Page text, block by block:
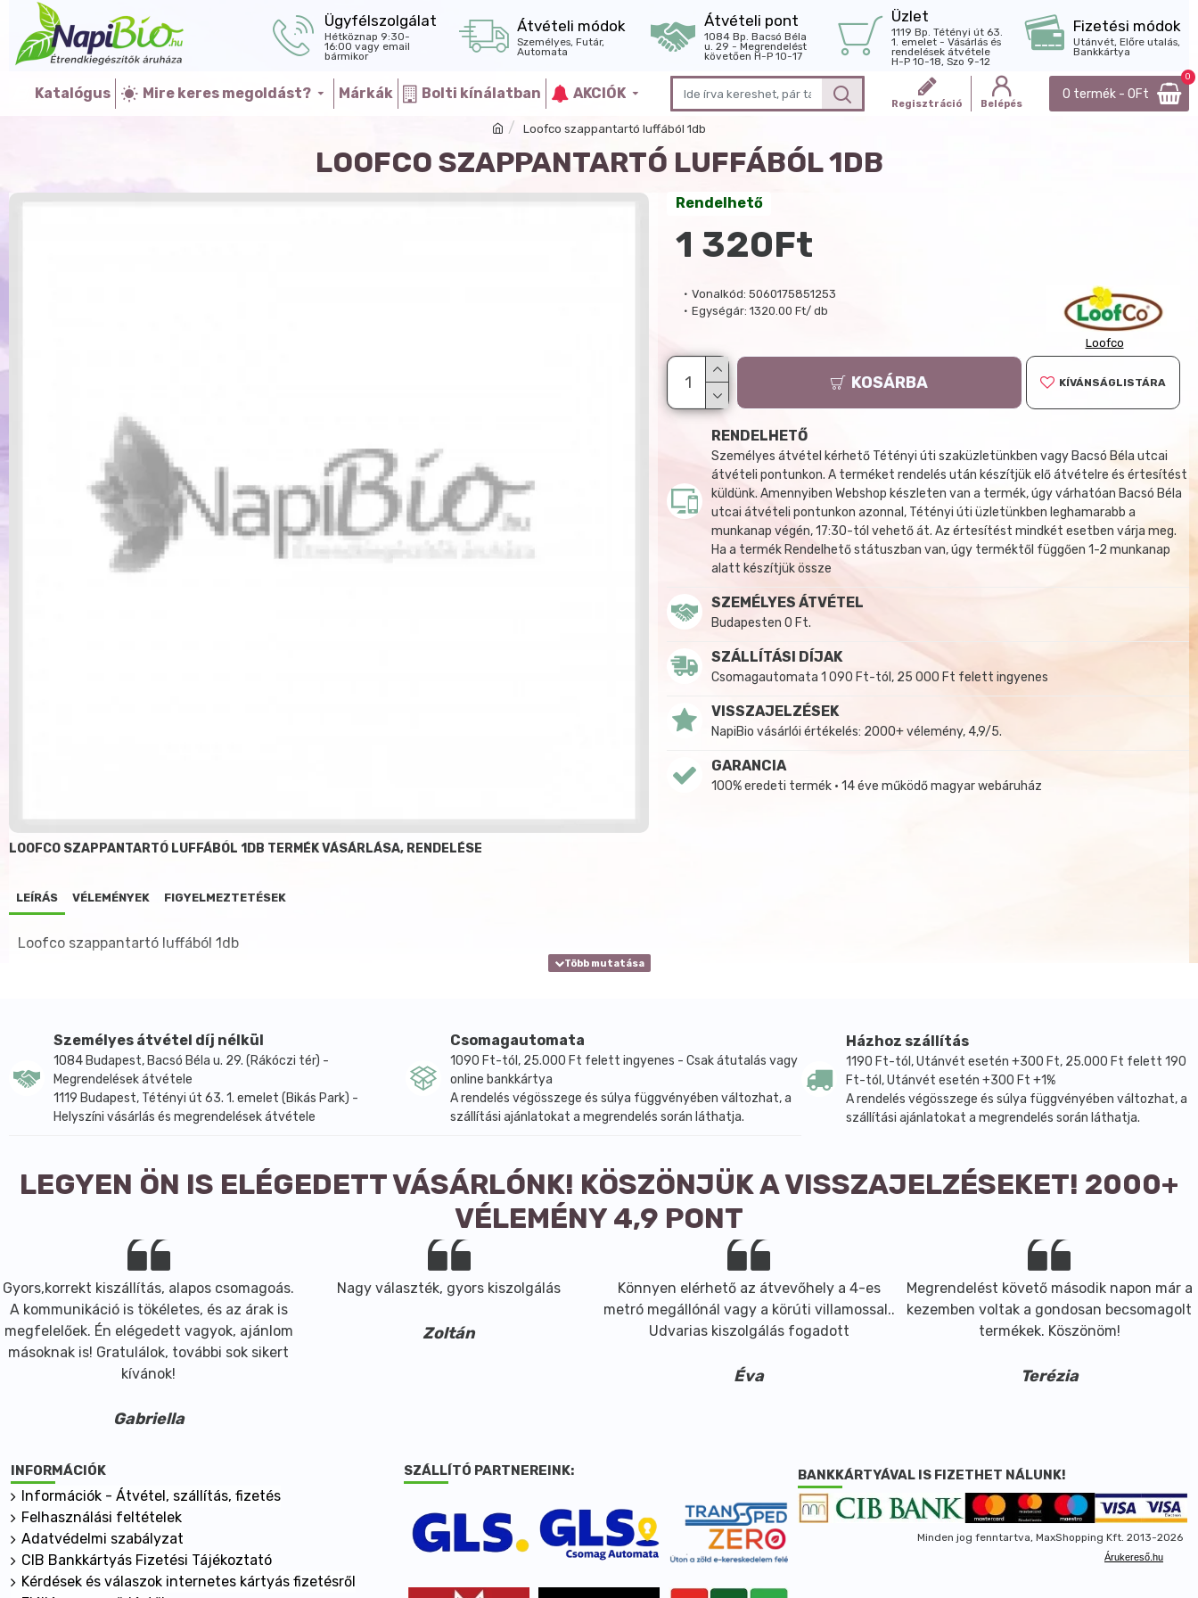
Ügyfélszolgálat
Hétköznap 9:30-
16:00 vagy email
bármikor
Átvételi módok
Személyes, Futár,
Automata
Átvételi pont
1084 Bp. Bacsó Béla
u. 29 - Megrendelést
követően H-P 10-17
Üzlet
1119 Bp. Tétényi út 63.
1. emelet - Vásárlás és
rendelések átvétele
H-P 10-18, Szo 9-12
Fizetési módok
Utánvét, Előre utalás,
Bankkártya
Katalógus Mire keres megoldást? Márkák Bolti kínálatban AKCIÓK
Regisztráció Belépés
0 termék - 0Ft
0
Loofco szappantartó luffából 1db
LOOFCO SZAPPANTARTÓ LUFFÁBÓL 1DB
Vonalkód: 5060175851253
Egységár: 1320.00 Ft/ db
Loofco
Rendelhető
1 320Ft
KOSÁRBA KÍVÁNSÁGLISTÁRA
RENDELHETŐ
Személyes átvétel kérhető Tétényi úti szaküzletünkben vagy Bacsó Béla utcai
átvételi pontunkon. A terméket rendelés után készítjük elő átvételre és értesítést
küldünk. Amennyiben Webshop készleten van a termék, úgy várhatóan Bacsó Béla
utcai átvételi pontunkon azonnal, Tétényi úti üzletünkben leghamarabb a
munkanap végén, 17:30-tól vehető át. Az értesítést mindkét esetben várja meg.
Ha a termék Rendelhető státuszban van, úgy terméktől függően 1-2 munkanap
alatt készítjük össze
SZEMÉLYES ÁTVÉTEL
Budapesten 0 Ft.
SZÁLLÍTÁSI DÍJAK
Csomagautomata 1 090 Ft-tól, 25 000 Ft felett ingyenes
VISSZAJELZÉSEK
NapiBio vásárlói értékelés: 2000+ vélemény, 4,9/5.
GARANCIA
100% eredeti termék • 14 éve működő magyar webáruház
LOOFCO SZAPPANTARTÓ LUFFÁBÓL 1DB TERMÉK VÁSÁRLÁSA, RENDELÉSE
LEÍRÁS VÉLEMÉNYEK FIGYELMEZTETÉSEK
Loofco szappantartó luffából 1db
Személyes átvétel díj nélkül
1084 Budapest, Bacsó Béla u. 29. (Rákóczi tér) -
Megrendelések átvétele
1119 Budapest, Tétényi út 63. 1. emelet (Bikás Park) -
Helyszíni vásárlás és megrendelések átvétele
Csomagautomata
1090 Ft-tól, 25.000 Ft felett ingyenes - Csak átutalás vagy
online bankkártya
A rendelés végösszege és súlya függvényében változhat, a
szállítási ajánlatokat a megrendelés során láthatja.
Házhoz szállítás
1190 Ft-tól, Utánvét esetén +300 Ft, 25.000 Ft felett 190
Ft-tól, Utánvét esetén +300 Ft +1%
A rendelés végösszege és súlya függvényében változhat, a
szállítási ajánlatokat a megrendelés során láthatja.
LEGYEN ÖN IS ELÉGEDETT VÁSÁRLÓNK! KÖSZÖNJÜK A VISSZAJELZÉSEKET! 2000+
VÉLEMÉNY 4,9 PONT
Gyors,korrekt kiszállítás, alapos csomagoás.
A kommunikáció is tökéletes, és az árak is
megfelelőek. Én elégedett vagyok, ajánlom
másoknak is! Gratulálok, további sok sikert
kívánok!
Gabriella
Nagy választék, gyors kiszolgálás
Zoltán
Könnyen elérhető az átvevőhely a 4-es
metró megállónál vagy a körúti villamossal..
Udvarias kiszolgálás fogadott
Éva
Megrendelést követő második napon már a
kezemben voltak a gondosan becsomagolt
termékek. Köszönöm!
Terézia
INFORMÁCIÓK
Információk - Átvétel, szállítás, fizetés
Felhasználási feltételek
Adatvédelmi szabályzat
CIB Bankkártyás Fizetési Tájékoztató
Kérdések és válaszok internetes kártyás fizetésről
SZÁLLÍTÓ PARTNEREINK: BANKKÁRTYÁVAL IS FIZETHET NÁLUNK!
Minden jog fenntartva, MaxShopping Kft. 2013-2026
Árukereső.hu